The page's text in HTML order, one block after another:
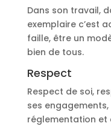
Dans son travail,
exemplaire c’est
faille, être un
bien de tous.
Respect
Respect de soi,
ses
réglementation et